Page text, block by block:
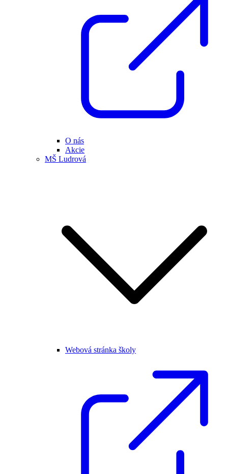
O nás
Akcie
MŠ Ludrová
Webová stránka školy